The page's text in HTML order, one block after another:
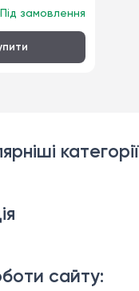
Під замовлення
сайту:
категорії